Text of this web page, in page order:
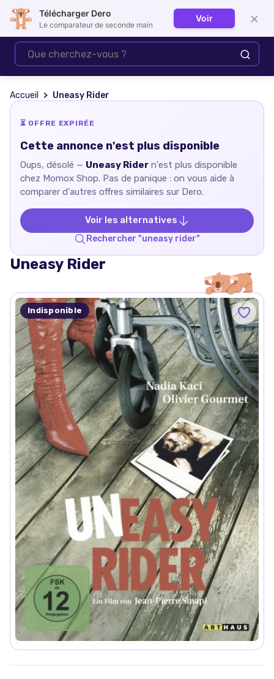
Se connecter
Accueil Uneasy Rider
⏳ OFFRE EXPIRÉE
Cette annonce n'est plus disponible
Oups, désolé — Uneasy Rider n'est plus disponible
chez Momox Shop. Pas de panique : on vous aide à
comparer d'autres offres similaires sur Dero.
Voir les alternatives
Rechercher "uneasy rider"
Uneasy Rider
Indisponible
Télécharger Dero
Le comparateur de seconde main
Voir ×